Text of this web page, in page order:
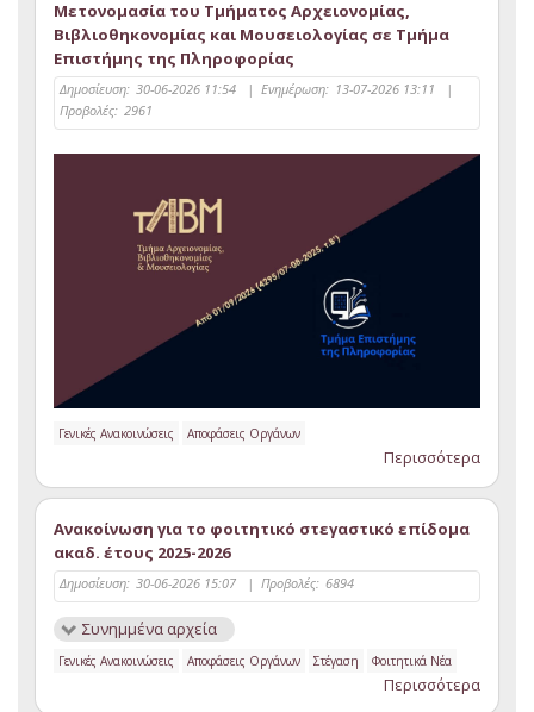
Μετονομασία του Τμήματος Αρχειονομίας,
Βιβλιοθηκονομίας και Μουσειολογίας σε Τμήμα
Επιστήμης της Πληροφορίας
Δημοσίευση: 30-06-2026 11:54 | Ενημέρωση: 13-07-2026 13:11
|
Προβολές: 2961
Γενικές Ανακοινώσεις Αποφάσεις Οργάνων
Περισσότερα
Ανακοίνωση για το φοιτητικό στεγαστικό επίδομα
ακαδ. έτους 2025-2026
Δημοσίευση: 30-06-2026 15:07 | Προβολές: 6894
Συνημμένα αρχεία
Γενικές Ανακοινώσεις Αποφάσεις Οργάνων Στέγαση Φοιτητικά Νέα
Περισσότερα